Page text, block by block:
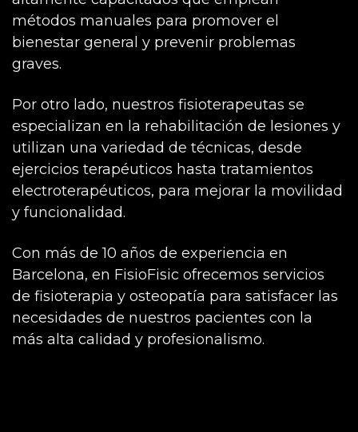
métodos manuales para promover el
bienestar general y prevenir problemas
graves.
Por otro lado, nuestros fisioterapeutas se
especializan en la rehabilitación de lesiones y
utilizan una variedad de técnicas, desde
ejercicios terapéuticos hasta tratamientos
electroterapéuticos, para mejorar la movilidad
y funcionalidad.
Con más de 10 años de experiencia en
Barcelona, en FisioFisic ofrecemos servicios
de fisioterapia y osteopatía para satisfacer las
necesidades de nuestros pacientes con la
más alta calidad y profesionalismo.